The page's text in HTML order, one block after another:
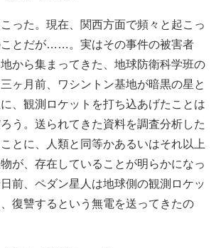
こった。現在、関西方面で頻々と起こっ
ことだが……。実はその事件の被害者
から集まってきた、地球防衛科学班の
ヶ月前、ワシントン基地が暗黒の星と
、観測ロケットを打ち込あげたことは
う。送られてきた資料を調査分析した
とに、人類と同等かあるいはそれ以上
が、存在していることが明らかになっ
前、ペダン星人は地球側の観測ロケッ
復讐するという無電を送ってきたの